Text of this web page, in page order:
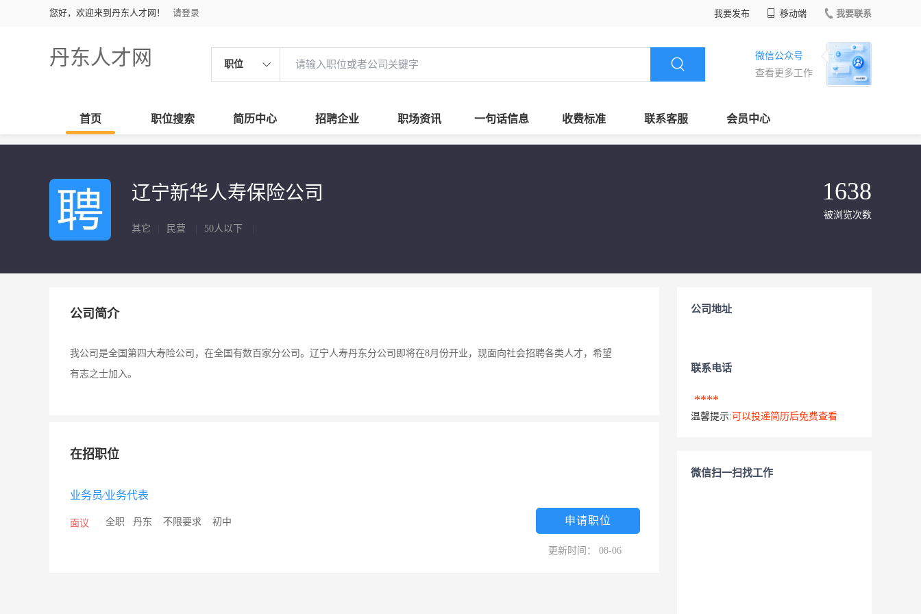
您好，欢迎来到丹东人才网！ 请登录 我要发布 移动端 我要联系
丹东人才网 职位
微信公众号
查看更多工作
首页 职位搜索 简历中心 招聘企业 职场资讯 一句话信息 收费标准 联系客服 会员中心
辽宁新华人寿保险公司
其它 民营 50人以下
1638
被浏览次数
公司简介
我公司是全国第四大寿险公司，在全国有数百家分公司。辽宁人寿丹东分公司即将在8月份开业，现面向社会招聘各类人才，希望
有志之士加入。
在招职位
业务员∕业务代表
面议 全职 丹东 不限要求 初中 申请职位
更新时间： 08-06
公司地址
联系电话
****
温馨提示: 可以投递简历后免费查看
微信扫一扫找工作